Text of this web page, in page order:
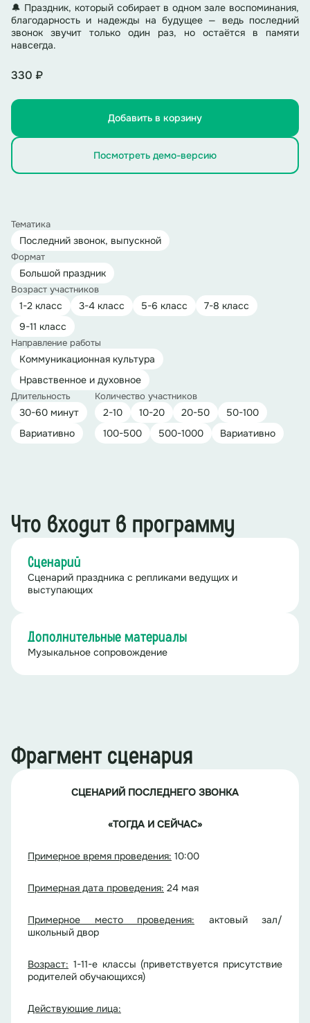
🔔 Праздник, который собирает в одном зале воспоминания,
благодарность и надежды на будущее — ведь последний
звонок звучит только один раз, но остаётся в памяти
навсегда.
330 ₽
Добавить в корзину
Посмотреть демо-версию
Тематика
Последний звонок, выпускной
Формат
Большой праздник
Возраст участников
1-2 класс 3-4 класс 5-6 класс
7-8 класс
9-11 класс
Направление работы
Коммуникационная культура
Нравственное и духовное
Длительность
30-60 минут
Вариативно
Количество участников
2-10 10-20 20-50
50-100
100-500
500-1000 Вариативно
Что входит в программу
Сценарий
Сценарий праздника с репликами ведущих и
выступающих
Дополнительные материалы
Музыкальное сопровождение
Фрагмент сценария
СЦЕНАРИЙ ПОСЛЕДНЕГО ЗВОНКА
«ТОГДА И СЕЙЧАС»
Примерное время проведения: 10:00
Примерная дата проведения: 24 мая
Примерное место проведения: актовый зал/
школьный двор
Возраст: 1-11-е классы (приветствуется присутствие
родителей обучающихся)
Действующие лица: